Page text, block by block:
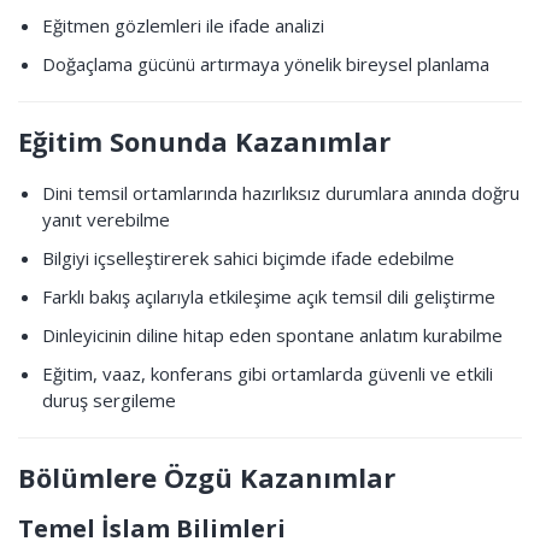
Eğitmen gözlemleri ile ifade analizi
Doğaçlama gücünü artırmaya yönelik bireysel planlama
Eğitim Sonunda Kazanımlar
Dini temsil ortamlarında hazırlıksız durumlara anında doğru
yanıt verebilme
Bilgiyi içselleştirerek sahici biçimde ifade edebilme
Farklı bakış açılarıyla etkileşime açık temsil dili geliştirme
Dinleyicinin diline hitap eden spontane anlatım kurabilme
Eğitim, vaaz, konferans gibi ortamlarda güvenli ve etkili
duruş sergileme
Bölümlere Özgü Kazanımlar
Temel İslam Bilimleri